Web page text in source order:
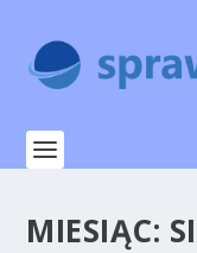
MIESIĄC: